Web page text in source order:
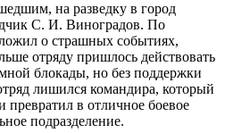
на разведку в город
С. И. Виноградов. По
о страшных событиях,
отряду пришлось действовать
блокады, но без поддержки
лишился командира, который
превратил в отличное боевое
подразделение.